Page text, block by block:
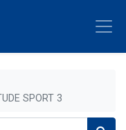
SPORT 3